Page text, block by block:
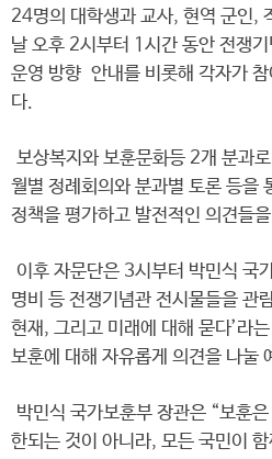
24명의 대학생과 교사, 현역 군인,
날 오후 2시부터 1시간 동안 전쟁
운영 방향 안내를 비롯해 각자가 참
다.
보상복지와 보훈문화등 2개 분과
월별 정례회의와 분과별 토론 등을
정책을 평가하고 발전적인 의견들
이후 자문단은 3시부터 박민식 국
명비 등 전쟁기념관 전시물들을 관
현재, 그리고 미래에 대해 묻다’라
보훈에 대해 자유롭게 의견을 나눌
박민식 국가보훈부 장관은 “보훈
한되는 것이 아니라, 모든 국민이